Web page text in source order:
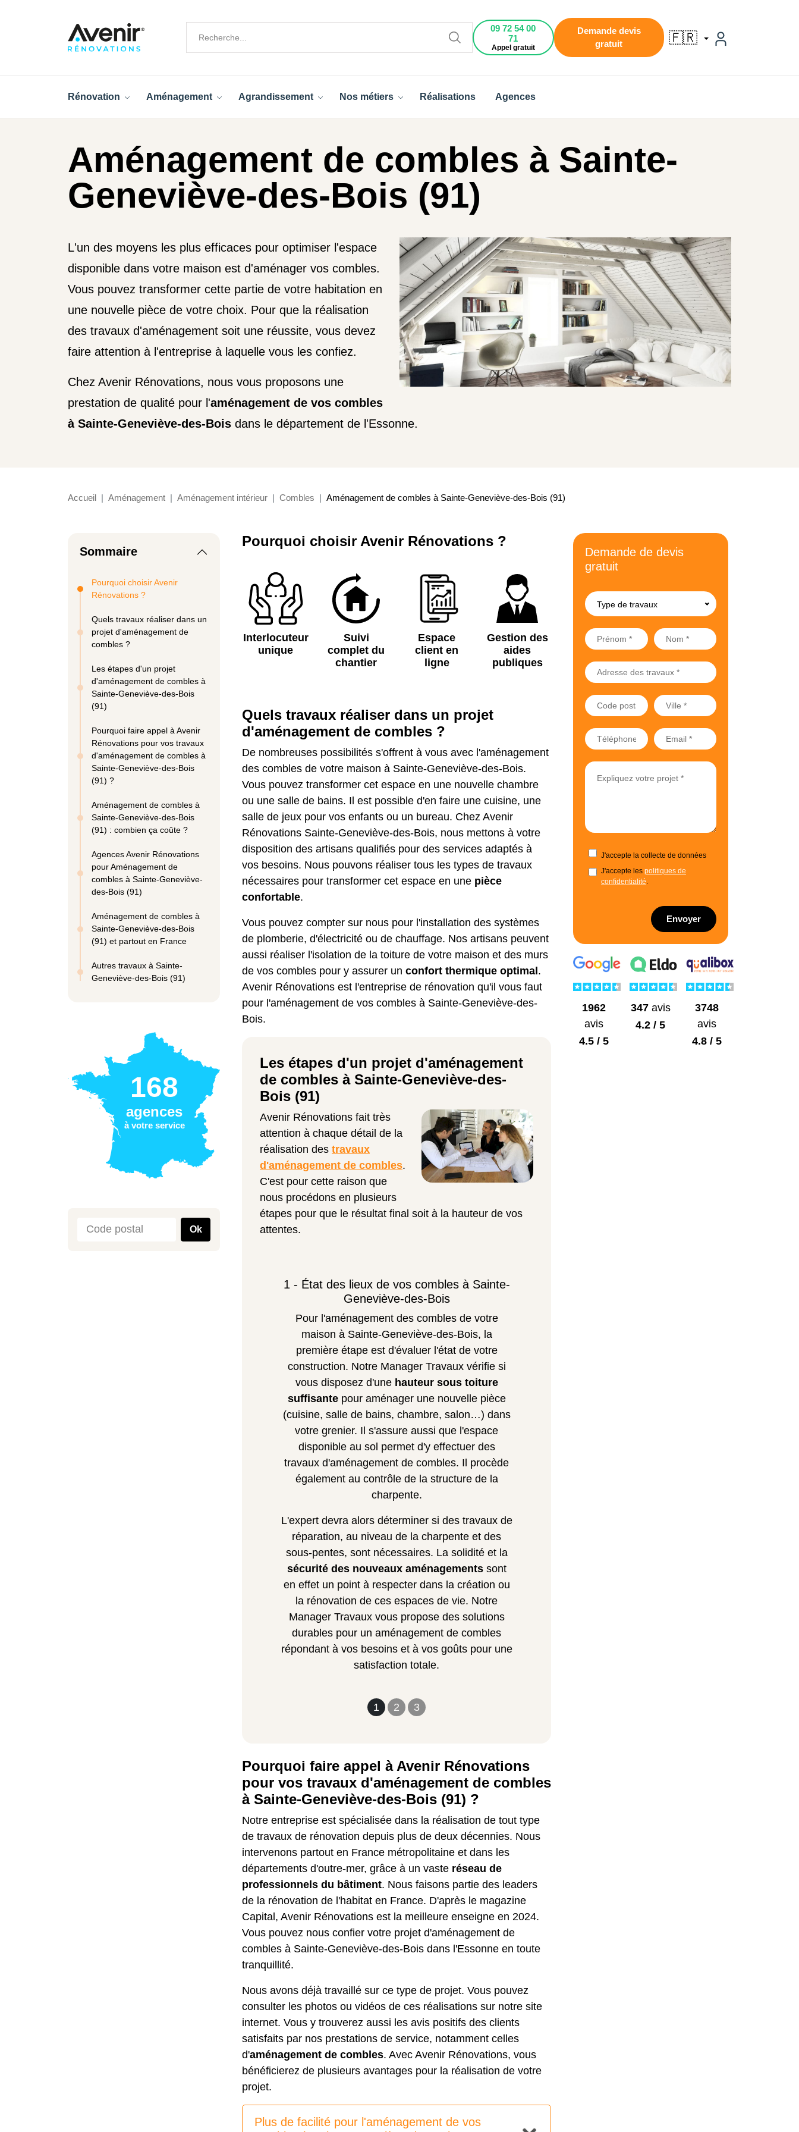
09 72 54 00
71
Appel gratuit
Demande devis
gratuit
🇫🇷
Rénovation Aménagement Agrandissement Nos métiers Réalisations Agences
Aménagement de combles à Sainte-
Geneviève-des-Bois (91)
L'un des moyens les plus efficaces pour optimiser l'espace
disponible dans votre maison est d'aménager vos combles.
Vous pouvez transformer cette partie de votre habitation en
une nouvelle pièce de votre choix. Pour que la réalisation
des travaux d'aménagement soit une réussite, vous devez
faire attention à l'entreprise à laquelle vous les confiez.
Chez Avenir Rénovations, nous vous proposons une
prestation de qualité pour l'aménagement de vos combles
à Sainte-Geneviève-des-Bois dans le département de l'Essonne.
Accueil Aménagement Aménagement intérieur Combles Aménagement de combles à Sainte-Geneviève-des-Bois (91)
Sommaire
Pourquoi choisir Avenir
Rénovations ?
Quels travaux réaliser dans un
projet d'aménagement de
combles ?
Les étapes d'un projet
d'aménagement de combles à
Sainte-Geneviève-des-Bois
(91)
Pourquoi faire appel à Avenir
Rénovations pour vos travaux
d'aménagement de combles à
Sainte-Geneviève-des-Bois
(91) ?
Aménagement de combles à
Sainte-Geneviève-des-Bois
(91) : combien ça coûte ?
Agences Avenir Rénovations
pour Aménagement de
combles à Sainte-Geneviève-
des-Bois (91)
Aménagement de combles à
Sainte-Geneviève-des-Bois
(91) et partout en France
Autres travaux à Sainte-
Geneviève-des-Bois (91)
168
agences
à votre service
Ok
Pourquoi choisir Avenir Rénovations ?
Interlocuteur
unique
Suivi
complet du
chantier
Espace
client en
ligne
Gestion des
aides
publiques
Quels travaux réaliser dans un projet
d'aménagement de combles ?
De nombreuses possibilités s'offrent à vous avec l'aménagement
des combles de votre maison à Sainte-Geneviève-des-Bois.
Vous pouvez transformer cet espace en une nouvelle chambre
ou une salle de bains. Il est possible d'en faire une cuisine, une
salle de jeux pour vos enfants ou un bureau. Chez Avenir
Rénovations Sainte-Geneviève-des-Bois, nous mettons à votre
disposition des artisans qualifiés pour des services adaptés à
vos besoins. Nous pouvons réaliser tous les types de travaux
nécessaires pour transformer cet espace en une pièce
confortable.
Vous pouvez compter sur nous pour l'installation des systèmes
de plomberie, d'électricité ou de chauffage. Nos artisans peuvent
aussi réaliser l'isolation de la toiture de votre maison et des murs
de vos combles pour y assurer un confort thermique optimal .
Avenir Rénovations est l'entreprise de rénovation qu'il vous faut
pour l'aménagement de vos combles à Sainte-Geneviève-des-
Bois.
Les étapes d'un projet d'aménagement
de combles à Sainte-Geneviève-des-
Bois (91)
Avenir Rénovations fait très
attention à chaque détail de la
réalisation des travaux
d'aménagement de combles.
C'est pour cette raison que
nous procédons en plusieurs
étapes pour que le résultat final soit à la hauteur de vos
attentes.
1 2 3
1 - État des lieux de vos combles à Sainte-
Geneviève-des-Bois
Pour l'aménagement des combles de votre
maison à Sainte-Geneviève-des-Bois, la
première étape est d'évaluer l'état de votre
construction. Notre Manager Travaux vérifie si
vous disposez d'une hauteur sous toiture
suffisantepour aménager une nouvelle pièce
(cuisine, salle de bains, chambre, salon…) dans
votre grenier. Il s'assure aussi que l'espace
disponible au sol permet d'y effectuer des
travaux d'aménagement de combles. Il procède
également au contrôle de la structure de la
charpente.
L'expert devra alors déterminer si des travaux de
réparation, au niveau de la charpente et des
sous-pentes, sont nécessaires. La solidité et la
sécurité des nouveaux aménagementssont
en effet un point à respecter dans la création ou
la rénovation de ces espaces de vie. Notre
Manager Travaux vous propose des solutions
durables pour un aménagement de combles
répondant à vos besoins et à vos goûts pour une
satisfaction totale.
Pourquoi faire appel à Avenir Rénovations
pour vos travaux d'aménagement de combles
à Sainte-Geneviève-des-Bois (91) ?
Notre entreprise est spécialisée dans la réalisation de tout type
de travaux de rénovation depuis plus de deux décennies. Nous
intervenons partout en France métropolitaine et dans les
départements d'outre-mer, grâce à un vaste réseau de
professionnels du bâtiment. Nous faisons partie des leaders
de la rénovation de l'habitat en France. D'après le magazine
Capital, Avenir Rénovations est la meilleure enseigne en 2024.
Vous pouvez nous confier votre projet d'aménagement de
combles à Sainte-Geneviève-des-Bois dans l'Essonne en toute
tranquillité.
Nous avons déjà travaillé sur ce type de projet. Vous pouvez
consulter les photos ou vidéos de ces réalisations sur notre site
internet. Vous y trouverez aussi les avis positifs des clients
satisfaits par nos prestations de service, notamment celles
d'aménagement de combles. Avec Avenir Rénovations, vous
bénéficierez de plusieurs avantages pour la réalisation de votre
projet.
Plus de facilité pour l'aménagement de vos
Demande de devis
gratuit
Type de travaux
J'accepte la collecte de données
J'accepte les politiques de
confidentialité.
Envoyer
1962
avis
4.5 / 5
347avis
4.2 / 5
3748
avis
4.8 / 5